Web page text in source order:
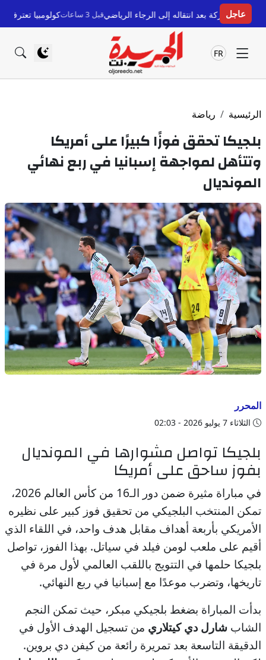
عاجل
انتقاله إلى الرجاء الرياضيقبل 3 ساعات كولومبيا تعترف بسيادة المغرب
FR
الرئيسية رياضة
بلجيكا تحقق فوزًا كبيرًا على أمريكا
وتتأهل لمواجهة إسبانيا في ربع نهائي
المونديال
المحرر
الثلاثاء 7 يوليو 2026 - 02:03
بلجيكا تواصل مشوارها في المونديال
بفوز ساحق على أمريكا
في مباراة مثيرة ضمن دور الـ16 من كأس العالم 2026،
تمكن المنتخب البلجيكي من تحقيق فوز كبير على نظيره
الأمريكي بأربعة أهداف مقابل هدف واحد، في اللقاء الذي
أقيم على ملعب لومن فيلد في سياتل. بهذا الفوز، تواصل
بلجيكا حلمها في التتويج باللقب العالمي لأول مرة في
تاريخها، وتضرب موعدًا مع إسبانيا في ربع النهائي.
بدأت المباراة بضغط بلجيكي مبكر، حيث تمكن النجم
الشاب شارل دي كيتلاري من تسجيل الهدف الأول في
الدقيقة التاسعة بعد تمريرة رائعة من كيفن دي بروين.